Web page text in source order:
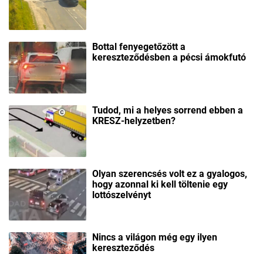
Bottal fenyegetőzött a
kereszteződésben a pécsi ámokfutó
Tudod, mi a helyes sorrend ebben a
KRESZ-helyzetben?
Olyan szerencsés volt ez a gyalogos,
hogy azonnal ki kell töltenie egy
lottószelvényt
Nincs a világon még egy ilyen
kereszteződés